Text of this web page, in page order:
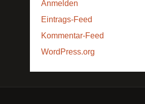
Anmelden
Eintrags-Feed
Kommentar-Feed
WordPress.org